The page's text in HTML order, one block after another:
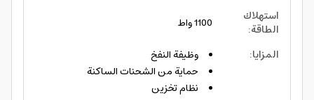
استهلاك
الطاقة:
1100 واط
المزايا:
وظيفة النفخ
حماية من الشحنات الساكنة
نظام تخزين